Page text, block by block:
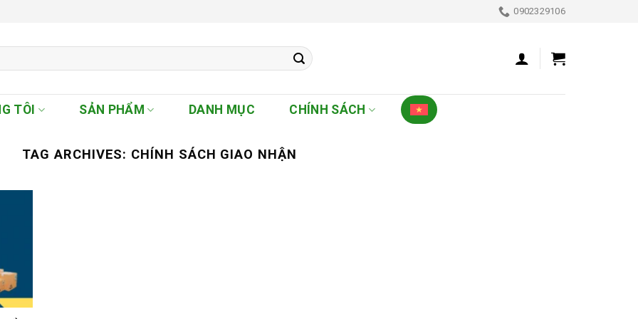
0902329106
TÔI SẢN PHẨM DANH MỤC CHÍNH SÁCH
TAG ARCHIVES: CHÍNH SÁCH GIAO NHẬN